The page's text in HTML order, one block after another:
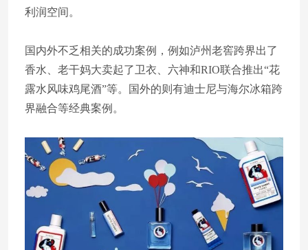
利润空间。
国内外不乏相关的成功案例，例如泸州老窖跨界出了
香水、老干妈大卖起了卫衣、六神和RIO联合推出“花
露水风味鸡尾酒”等。国外的则有迪士尼与海尔冰箱跨
界融合等经典案例。